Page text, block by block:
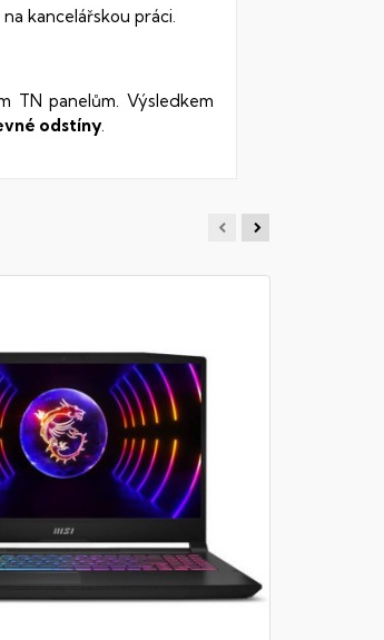
kancelářskou práci.
TN panelům. Výsledkem
odstíny